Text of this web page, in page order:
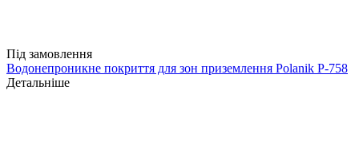
Під замовлення
Водонепроникне покриття для зон приземлення Polanik P-758
Детальніше